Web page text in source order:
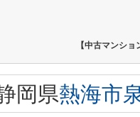
【中古マンショ
岡県熱海市